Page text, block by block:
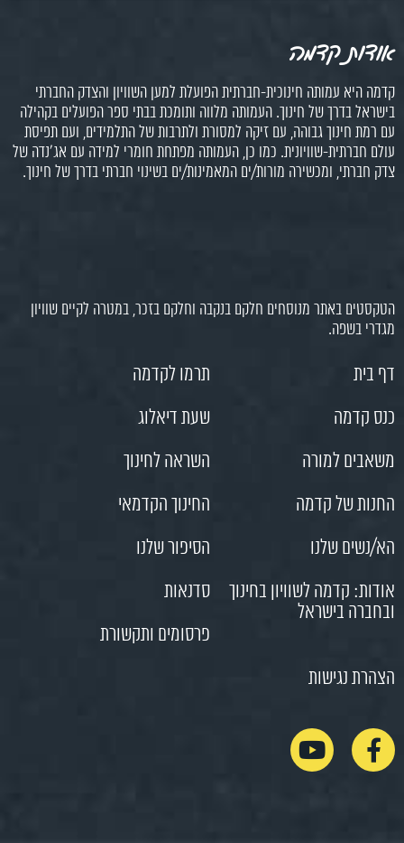
אודות קדמה
קדמה היא עמותה חינוכית-חברתית הפועלת למען השוויון והצדק החברתי
בישראל בדרך של חינוך. העמותה מלווה ותומכת בבתי ספר הפועלים בקהילה
עם רמת חינוך גבוהה, עם זיקה למסורת ולתרבות של התלמידים, ועם תפיסת
עולם חברתית-שוויונית. כמו כן, העמותה מפתחת חומרי למידה עם אג'נדה של
צדק חברתי, ומכשירה מורות/ים המאמינות/ים בשינוי חברתי בדרך של חינוך.
הטקסטים באתר מנוסחים חלקם בנקבה וחלקם בזכר, במטרה לקיים שוויון
מגדרי בשפה.
דף בית
תרמו לקדמה
כנס קדמה
שעת דיאלוג
משאבים למורה
השראה לחינוך
החנות של קדמה
החינוך הקדמאי
הא/נשים שלנו
הסיפור שלנו
אודות: קדמה לשוויון בחינוך
ובחברה בישראל
סדנאות
פרסומים ותקשורת
הצהרת נגישות